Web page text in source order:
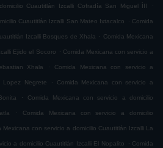
Cuautitlán Izcalli Cofradía San Miguel ÌII .
Cuautitlán Izcalli San Mateo Ixtacalco . Comida
Izcalli Bosques de Xhala . Comida Mexicana
Ejido el Socoro . Comida Mexicana con servicio a
Xhala . Comida Mexicana con servicio a
Lopez Negrete . Comida Mexicana con servicio a
. Comida Mexicana con servicio a domicilio
. Comida Mexicana con servicio a domicilio
Mexicana con servicio a domicilio Cuautitlán Izcalli La
a domicilio Cuautitlán Izcalli El Nopalito . Comida